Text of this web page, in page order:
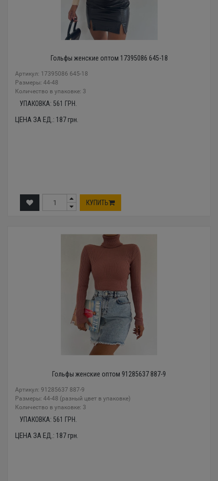
Гольфы женские оптом 17395086 645-18
Артикул: 17395086 645-18
Размеры: 44-48
Количество в упаковке: 3
УПАКОВКА: 561 ГРН.
ЦЕНА ЗА ЕД.: 187грн.
КУПИТЬ
Гольфы женские оптом 91285637 887-9
Артикул: 91285637 887-9
Размеры: 44-48 (разный цвет в упаковке)
Количество в упаковке: 3
УПАКОВКА: 561 ГРН.
ЦЕНА ЗА ЕД.: 187грн.